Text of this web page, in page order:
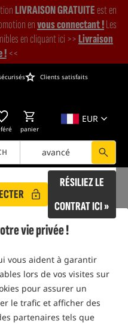
vie privée !
vous aident à garantir
lors de vos visites sur
pour assurer un
le trafic et afficher des
partenaires tels que
LIVRAISON GRATUITE est en
envous connectant !Les
en cliquant ici >>Livraison
!<<
Clients satisfaits
EUR
panier
avancé
RÉSILIEZ LE
CONTRAT ICI »
entrepôt